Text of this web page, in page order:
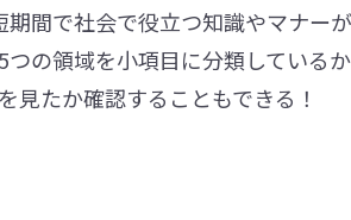
期間で社会で役立つ知識やマナーが
つの領域を小項目に分類している
見たか確認することもできる！